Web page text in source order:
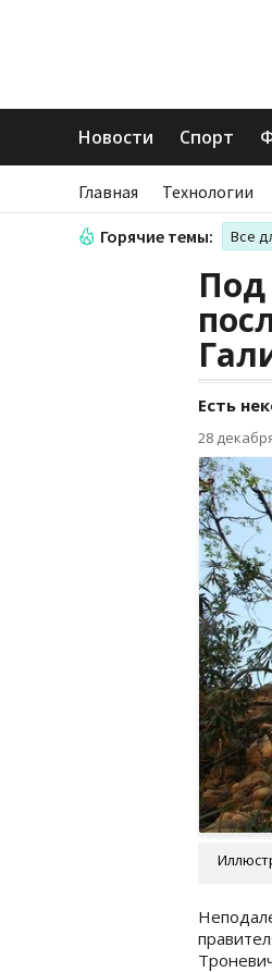
Новости Спорт
Главная Технологии
Горячие темы: Все
Есть
28